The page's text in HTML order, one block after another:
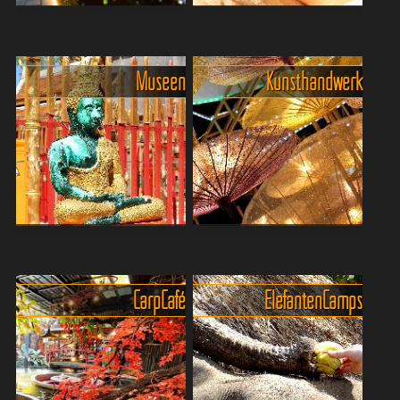
Das Khlong Mae Kha Canal
Village in Chiang Mai ist ein
beeindruckendes Beispiel
für gelungene
Stadtentwicklung und
nachhaltige Erneuerung.
Noch vor we...
"Sabai, Sabai" ist ein
thailändischer Ausdruck, der
Innere Ruhe, Entspannung,
Gesundheit, Glück,
Gelassenheit und
Wohlbefinden bedeutet. In
Chiang Mai...
Sollte es einmal regnen, und
wenn es das tut, dann meist
recht heftig, dann empfiehlt
sich für Kulturinteressierte
der Besuch in einem der
vielfältige...
Museen
Chiang Mai
Rund um Chiang Mai klopft,
schnitzt, webt und hämmert
es in kleinen Werkstätten
und Familienbetrieben. Ob
filigrane Silberarbeiten,
Kunsthandwerk
Carp Café Elefanten Camps